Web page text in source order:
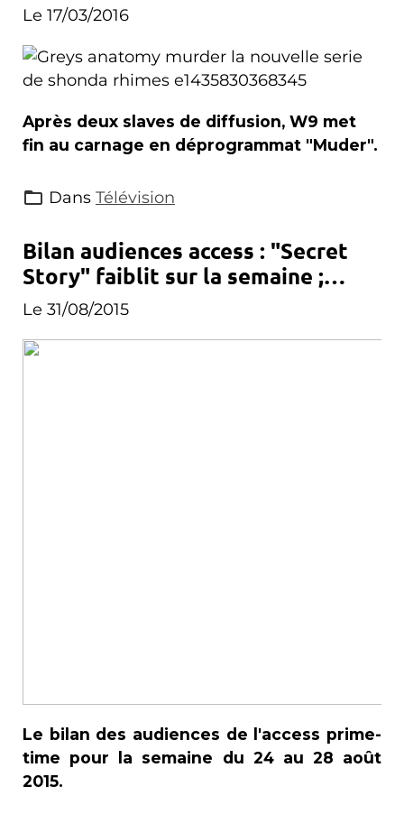
Le 17/03/2016
Après deux slaves de diffusion, W9 met
fin au carnage en déprogrammat "Muder".
Dans Télévision
Bilan audiences access : "Secret
Story" faiblit sur la semaine ;
"L'académie des 9" démarre
timidement...
Le 31/08/2015
Le bilan des audiences de l'access prime-
time pour la semaine du 24 au 28 août
2015.